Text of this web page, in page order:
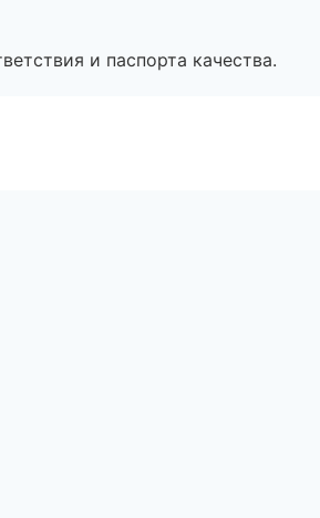
и паспорта качества.